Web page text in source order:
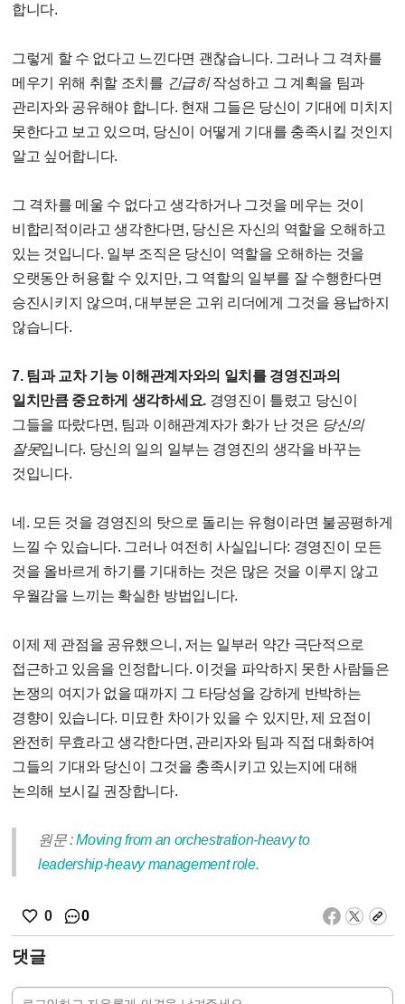
합니다.
그렇게 할 수 없다고 느낀다면 괜찮습니다. 그러나 그 격차를
메우기 위해 취할 조치를 긴급히작성하고 그 계획을 팀과
관리자와 공유해야 합니다. 현재 그들은 당신이 기대에 미치지
못한다고 보고 있으며, 당신이 어떻게 기대를 충족시킬 것인지
알고 싶어합니다.
그 격차를 메울 수 없다고 생각하거나 그것을 메우는 것이
비합리적이라고 생각한다면, 당신은 자신의 역할을 오해하고
있는 것입니다. 일부 조직은 당신이 역할을 오해하는 것을
오랫동안 허용할 수 있지만, 그 역할의 일부를 잘 수행한다면
승진시키지 않으며, 대부분은 고위 리더에게 그것을 용납하지
않습니다.
7. 팀과 교차 기능 이해관계자와의 일치를 경영진과의
일치만큼 중요하게 생각하세요.경영진이 틀렸고 당신이
그들을 따랐다면, 팀과 이해관계자가 화가 난 것은 당신의
잘못입니다. 당신의 일의 일부는 경영진의 생각을 바꾸는
것입니다.
네. 모든 것을 경영진의 탓으로 돌리는 유형이라면 불공평하게
느낄 수 있습니다. 그러나 여전히 사실입니다: 경영진이 모든
것을 올바르게 하기를 기대하는 것은 많은 것을 이루지 않고
우월감을 느끼는 확실한 방법입니다.
이제 제 관점을 공유했으니, 저는 일부러 약간 극단적으로
접근하고 있음을 인정합니다. 이것을 파악하지 못한 사람들은
논쟁의 여지가 없을 때까지 그 타당성을 강하게 반박하는
경향이 있습니다. 미묘한 차이가 있을 수 있지만, 제 요점이
완전히 무효라고 생각한다면, 관리자와 팀과 직접 대화하여
그들의 기대와 당신이 그것을 충족시키고 있는지에 대해
논의해 보시길 권장합니다.
원문 :Moving from an orchestration-heavy to
leadership-heavy management role.
0 0
댓글